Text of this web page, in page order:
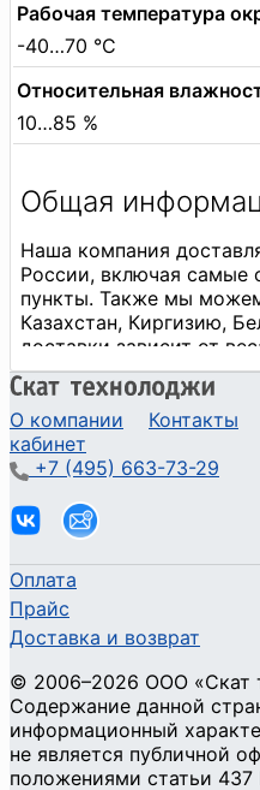
Рабочая температура
-40…70 °C
Относительная
10…85 %
О компании Контакты
кабинет
+7 (495) 663-73-29
Оплата
Прайс
Доставка и возврат
© 2006–2026 ООО «Скат
Содержание данной
информационный
не является публичной
положениями статьи